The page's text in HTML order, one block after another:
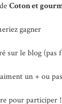
Coton et
gagner
sur le blog (pas
un + ou
pour participer !